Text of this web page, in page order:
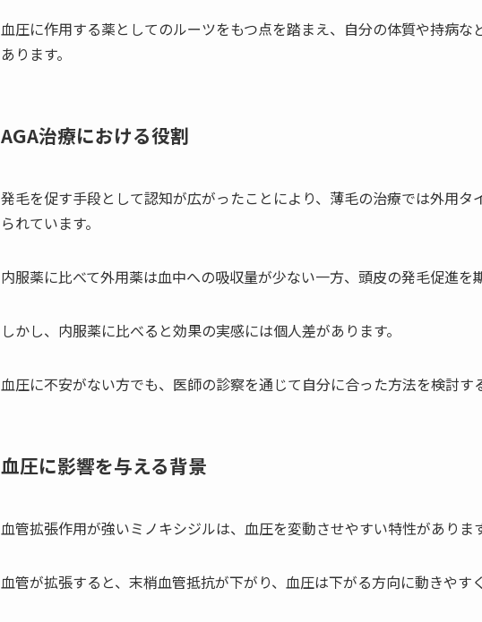
血圧に作用する薬としてのルーツをもつ点を踏まえ、自分の体質や持病な
あります。
AGA治療における役割
発毛を促す手段として認知が広がったことにより、薄毛の治療では外用タ
られています。
内服薬に比べて外用薬は血中への吸収量が少ない一方、頭皮の発毛促進を
しかし、内服薬に比べると効果の実感には個人差があります。
血圧に不安がない方でも、医師の診察を通じて自分に合った方法を検討す
血圧に影響を与える背景
血管拡張作用が強いミノキシジルは、血圧を変動させやすい特性があります
血管が拡張すると、末梢血管抵抗が下がり、血圧は下がる方向に動きやす